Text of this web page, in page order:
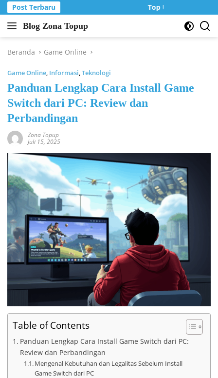
Langsung
ke
konten
Post Terbaru Top Up Murah di
Blog Zona Topup
Tips
Trik
game
online
Beranda Game Online
Game Online, Informasi,Teknologi
Panduan Lengkap Cara Install Game
Switch dari PC: Review dan
Perbandingan
Zona Topup
Juli 15, 2025
Table of Contents
Panduan Lengkap Cara Install Game Switch dari PC:
Review dan Perbandingan
Mengenal Kebutuhan dan Legalitas Sebelum Install
Game Switch dari PC